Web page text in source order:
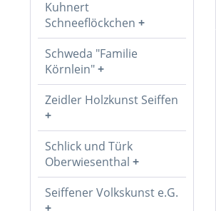
Kuhnert
Schneeflöckchen
Schweda "Familie
Körnlein"
Zeidler Holzkunst Seiffen
Schlick und Türk
Oberwiesenthal
Seiffener Volkskunst e.G.